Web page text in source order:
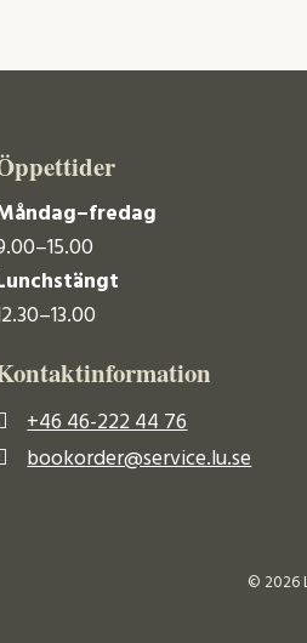
+46 46-222 44 76
bookorder@service.lu.se
© 2026